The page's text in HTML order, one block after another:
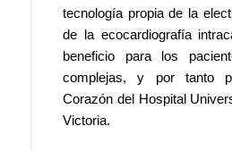
tecnología propia de la
de la ecocardiografía
beneficio para los
complejas, y por tanto
Corazón del Hospital
Victoria.